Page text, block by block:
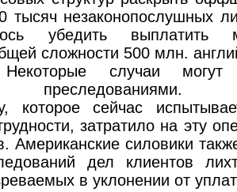
тысяч незаконопослушных
убедить выплатить
сложности 500 млн.
Некоторые случаи могут
преследованиями.
которое сейчас
затратило на эту
Американские силовики
дел клиентов
в уклонении от